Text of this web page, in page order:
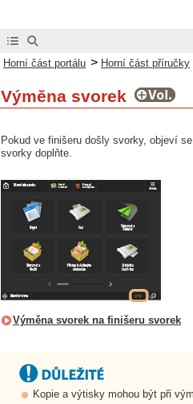
Horní část portálu > Horní část příručky
Výměna svorek
Pokud ve finišeru došly svorky, objeví
svorky doplňte.
Výměna svorek na finišeru svorek
Kopie a výtisky mohou být při